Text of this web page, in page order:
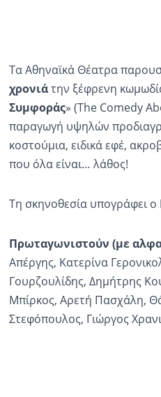
Τα Αθηναϊκά Θέατρα
χρονιάτην ξέφρενη
Συμφοράς» (The Comedy
παραγωγή υψηλών
κοστούμια, ειδικά εφέ,
που όλα είναι… λάθος!
Τη σκηνοθεσία υπογράφει ο
Πρωταγωνιστούν (με
Απέργης, Κατερίνα
Γουρζουλίδης, Δημήτρης
Μπίρκος, Αρετή Πασχάλη,
Στεφόπουλος, Γιώργος